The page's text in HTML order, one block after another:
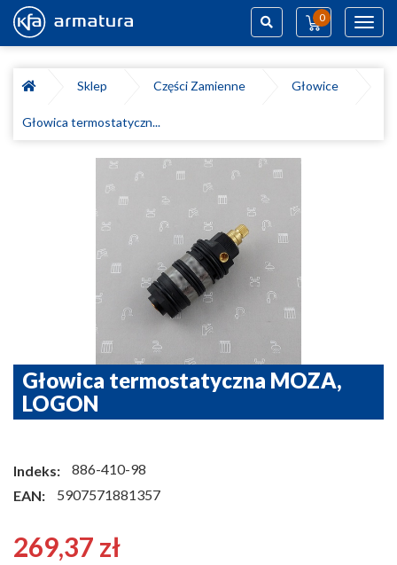
0
Sklep
Części Zamienne Głowice
Głowica termostatyczn...
Głowica termostatyczna MOZA,
LOGON
Indeks:
886-410-98
EAN:
5907571881357
269,37 zł